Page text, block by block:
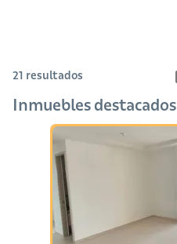
21 resultados
Inmuebles destacados